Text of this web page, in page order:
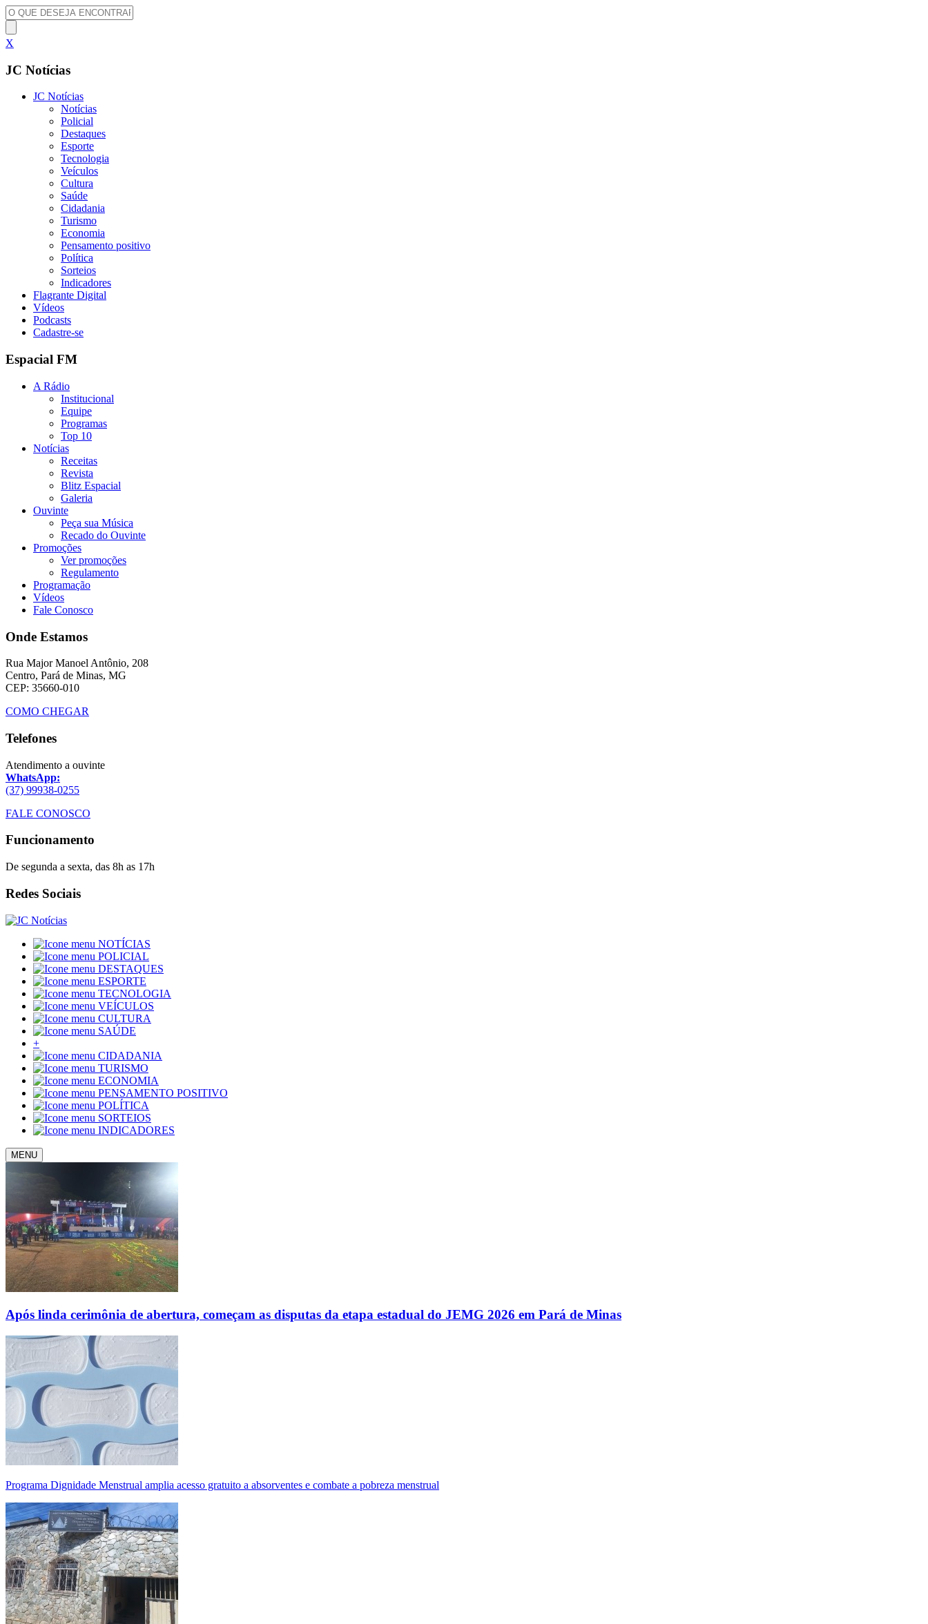
X
JC Notícias
JC Notícias
Notícias
Policial
Destaques
Esporte
Tecnologia
Veículos
Cultura
Saúde
Cidadania
Turismo
Economia
Pensamento positivo
Política
Sorteios
Indicadores
Flagrante Digital
Vídeos
Podcasts
Cadastre-se
Espacial FM
A Rádio
Institucional
Equipe
Programas
Top 10
Notícias
Receitas
Revista
Blitz Espacial
Galeria
Ouvinte
Peça sua Música
Recado do Ouvinte
Promoções
Ver promoções
Regulamento
Programação
Vídeos
Fale Conosco
Onde Estamos
Rua Major Manoel Antônio, 208
Centro, Pará de Minas, MG
CEP: 35660-010
COMO CHEGAR
Telefones
Atendimento a ouvinte
WhatsApp:
(37) 99938-0255
FALE CONOSCO
Funcionamento
De segunda a sexta, das 8h as 17h
Redes Sociais
NOTÍCIAS
POLICIAL
DESTAQUES
ESPORTE
TECNOLOGIA
VEÍCULOS
CULTURA
SAÚDE
+
CIDADANIA
TURISMO
ECONOMIA
PENSAMENTO POSITIVO
POLÍTICA
SORTEIOS
INDICADORES
MENU
Após linda cerimônia de abertura, começam as disputas da etapa estadual do JEMG 2026 em Pará de Minas
Programa Dignidade Menstrual amplia acesso gratuito a absorventes e combate a pobreza menstrual